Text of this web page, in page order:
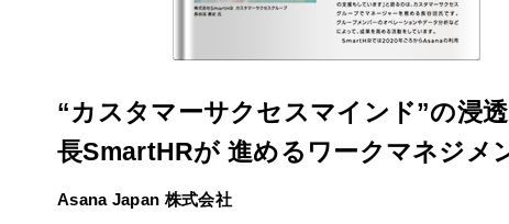
“カスタマーサクセスマインド”の浸
長SmartHRが 進めるワークマネジメ
Asana Japan 株式会社